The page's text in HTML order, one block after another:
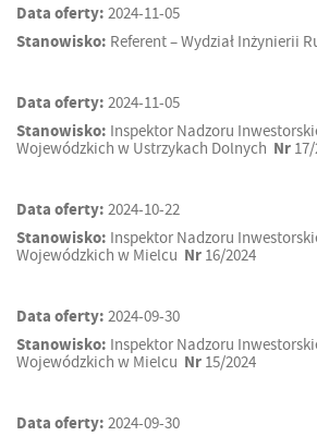
Data oferty: 2024-11-05
Stanowisko: Referent – Wydział Inżynierii
Data oferty: 2024-11-05
Stanowisko: Inspektor Nadzoru
Wojewódzkich w Ustrzykach Dolnych Nr
Data oferty: 2024-10-22
Stanowisko: Inspektor Nadzoru
Wojewódzkich w Mielcu Nr 16/2024
Data oferty: 2024-09-30
Stanowisko: Inspektor Nadzoru
Wojewódzkich w Mielcu Nr 15/2024
Data oferty: 2024-09-30